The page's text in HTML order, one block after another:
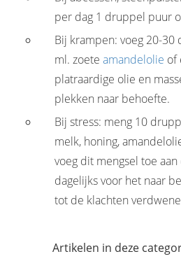
per dag 1 druppel puur
Bij krampen: voeg 20-30
ml. zoeteamandelolie of
platraardige olie en
plekken naar behoefte.
Bij stress: meng 10
melk, honing,
voeg dit mengsel toe
dagelijks voor het naar
tot de klachten
Artikelen in deze